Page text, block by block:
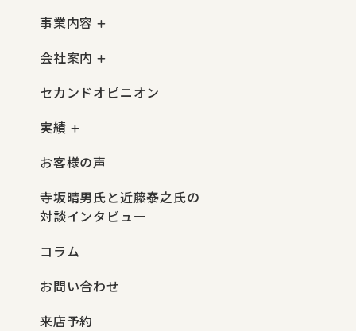
事業内容
会社案内
セカンドオピニオン
実績
お客様の声
寺坂晴男氏と近藤泰之氏の
対談インタビュー
コラム
お問い合わせ
来店予約